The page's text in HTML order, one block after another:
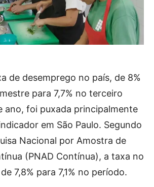
de desemprego no país, de 8%
para 7,7% no terceiro
ano, foi puxada principalmente
em São Paulo. Segundo
Nacional por Amostra de
(PNAD Contínua), a taxa no
7,8% para 7,1% no período.